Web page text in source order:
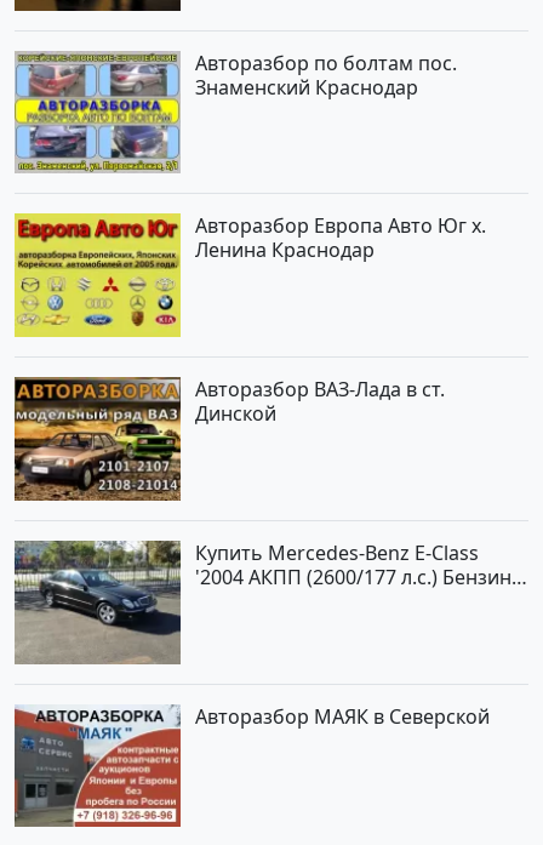
Авторазбор по болтам пос.
Знаменский Краснодар
Авторазбор Европа Авто Юг х.
Ленина Краснодар
Авторазбор ВАЗ-Лада в ст.
Динской
Купить Mercedes-Benz E-Class
'2004 АКПП (2600/177 л.с.) Бензин
Авторазбор МАЯК в Северской